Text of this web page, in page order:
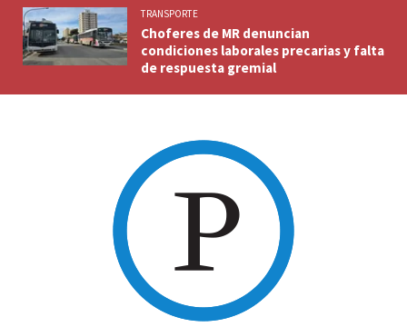
TRANSPORTE
Choferes de MR denuncian
condiciones laborales precarias y falta
de respuesta gremial